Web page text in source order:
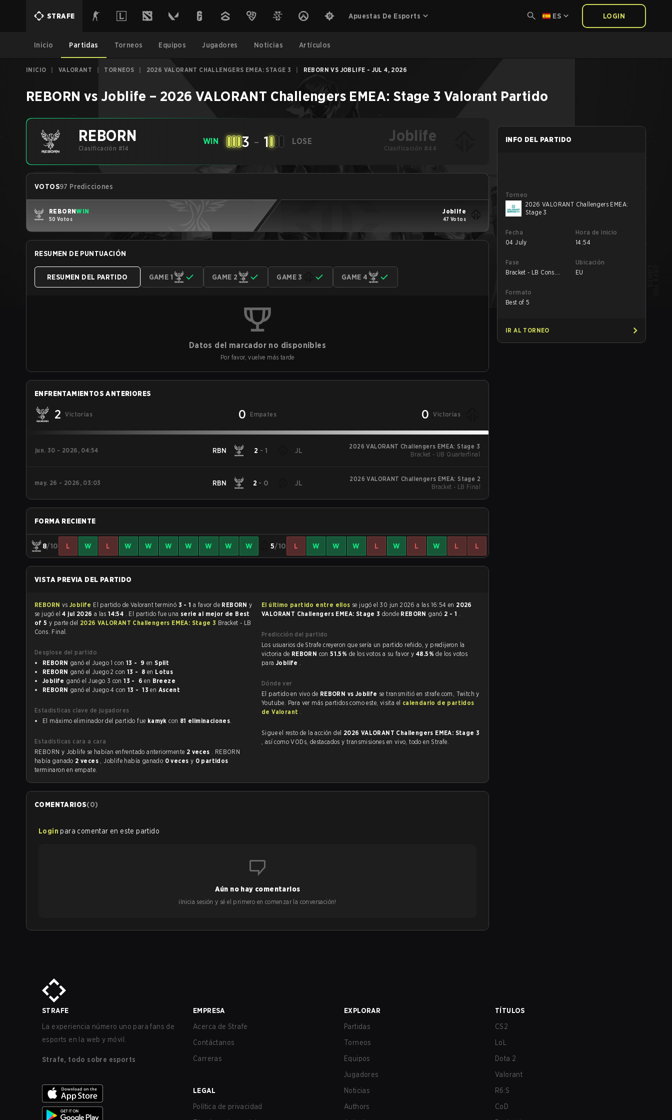
STRAFE Apuestas De Esports ES LOGIN
Inicio Partidas Torneos Equipos Jugadores Noticias Artículos
INICIO VALORANT TORNEOS 2026 VALORANT CHALLENGERS EMEA: STAGE 3 REBORN VS JOBLIFE - JUL 4, 2026
REBORN vs Joblife – 2026 VALORANT Challengers EMEA: Stage 3 Valorant Partido
REBORN
Clasificación #14
WIN 3 - 1 LOSE Joblife
Clasificación #44
VOTOS97 Predicciones
REBORNWIN
50 Votos
Joblife
47 Votos
RESUMEN DE PUNTUACIÓN
RESUMEN DEL PARTIDO GAME 1 GAME 2 GAME 3 GAME 4
Datos del marcador no disponibles
Por favor, vuelve más tarde
ENFRENTAMIENTOS ANTERIORES
2 Victorias 0 Empates 0 Victorias
jun. 30 - 2026, 04:54 RBN 2 - 1 JL
2026 VALORANT Challengers EMEA: Stage 3
Bracket - UB Quarterfinal
may. 26 - 2026, 03:03 RBN 2 - 0 JL
2026 VALORANT Challengers EMEA: Stage 2
Bracket - LB Final
FORMA RECIENTE
8/10 L W L W W W W W W W 5/10 L W W W L W L W L L
VISTA PREVIA DEL PARTIDO
REBORN vs Joblife El partido de Valorant terminó 3 - 1 a favor de REBORNy
se jugó el4 jul 2026 a las14:54 . El partido fue una serie al mejor de Best
of 5 y parte del 2026 VALORANT Challengers EMEA: Stage 3 Bracket - LB
Cons. Final.
Desglose del partido
REBORN
ganó el Juego 1 con 13 - 9 enSplit
REBORN
ganó el Juego 2 con 13 - 8 en Lotus
Joblife
ganó el Juego 3 con 13 - 6 en Breeze
REBORN
ganó el Juego 4 con 13 - 13 en Ascent
Estadísticas clave de jugadores
El máximo eliminador del partido fue kamyk con 81 eliminaciones.
Estadísticas cara a cara
REBORN y Joblife se habían enfrentado anteriormente 2 veces . REBORN
había ganado 2 veces , Joblife había ganado 0 veces y 0 partidos
terminaron en empate.
El último partido entre ellos se jugó el 30 jun 2026 a las 16:54 en 2026
VALORANT Challengers EMEA: Stage 3 donde REBORN ganó 2 - 1 .
Predicción del partido
Los usuarios de Strafe creyeron que sería un partido reñido, y predijeron la
victoria de REBORN con51.5% de los votos a su favor y 48.5%de los votos
para Joblife .
Dónde ver
El partido en vivo de REBORN vs Joblife se transmitió en strafe.com, Twitch y
Youtube. Para ver más partidos como este, visita el calendario de partidos
de Valorant .
Sigue el resto de la acción del 2026 VALORANT Challengers EMEA: Stage 3
, así como VODs, destacados y transmisiones en vivo, todo en Strafe.
COMENTARIOS(0)
Login para comentar en este partido
Aún no hay comentarios
¡Inicia sesión y sé el primero en comenzar la conversación!
INFO DEL PARTIDO
Torneo
2026 VALORANT Challengers EMEA:
Stage 3
Fecha
04 July
Hora de inicio
14:54
Fase
Bracket - LB Cons.
Ubicación
EU
Formato
Best of 5
IR AL TORNEO
STRAFE
La experiencia número uno para fans de
esports en la web y móvil.
Strafe, todo sobre esports
EMPRESA
Acerca de Strafe
Contáctanos
Carreras
LEGAL
Política de privacidad
EXPLORAR
Partidas
Torneos
Equipos
Jugadores
Noticias
Authors
TÍTULOS
CS2
LoL
Dota 2
Valorant
R6:S
CoD